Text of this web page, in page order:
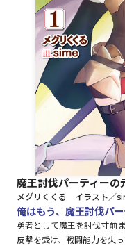
オ
魔王討伐パーティーの
メグリくくる イラスト／
俺はもう、魔王討伐パ
勇者として魔王を討伐寸前
反撃を受け、戦闘能力を失っ